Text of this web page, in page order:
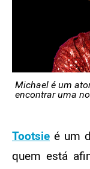
Michael é um
encontrar uma
Tootsie é um
quem está